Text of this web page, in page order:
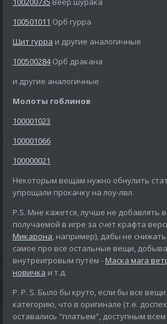
100501011 Орб гурра
Щит гурра и другие аналогичные
100500284Орб дракана
и другие аналогичные
Молоты гоблинов
100001023
100001066
100000021
Некоторым вещам нужно обнулить
упрощали прокачку на лоу-лвл.
P.S. Мне кажется, лучше не добавлять
получаемой в игре за счет крафта
Микарона, например), дабы не
самое про все остальные вещи,
внутреигровым путём - Маска мага
новичка и т.д.
P. P. S. Было бы круто, если бы все
категорию, что в оригинале (т.е.
оставались "платьем", доступным